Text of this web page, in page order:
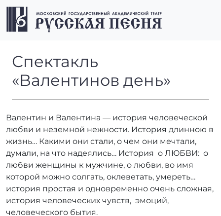
Перейти к содержимому
Перейти к футеру
Спектакль «Валентинов
Спектакль
«Валентинов день»
Валентин и Валентина — история человеческой
любви и неземной нежности. История длинною в
жизнь… Какими они стали, о чем они мечтали,
думали, на что надеялись… История о ЛЮБВИ: о
любви женщины к мужчине, о любви, во имя
которой можно солгать, оклеветать, умереть…
история простая и одновременно очень сложная,
история человеческих чувств, эмоций,
человеческого бытия.